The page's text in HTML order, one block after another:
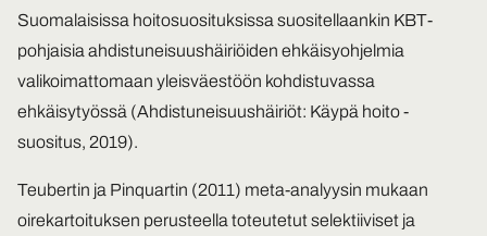
Suomalaisissa hoitosuosituksissa suositellaankin KBT-
pohjaisia ahdistuneisuushäiriöiden ehkäisyohjelmia
valikoimattomaan yleisväestöön kohdistuvassa
ehkäisytyössä (Ahdistuneisuushäiriöt: Käypä hoito -
suositus, 2019).
Teubertin ja Pinquartin (2011) meta-analyysin mukaan
oirekartoituksen perusteella toteutetut selektiiviset ja